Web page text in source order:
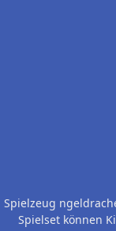
Spielzeug
Spielset können